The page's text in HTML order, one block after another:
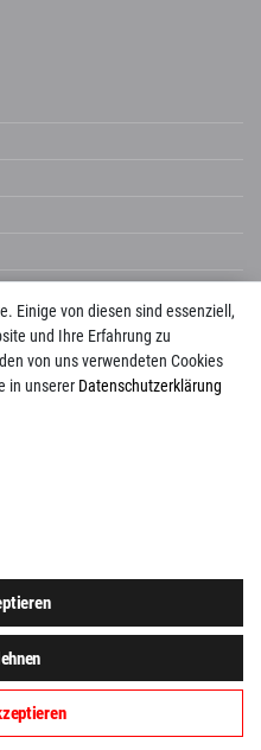
Einige von diesen sind essenziell,
und Ihre Erfahrung zu
von uns verwendeten Cookies
in unserer Daten­schutz­erklärung
Alle Rechte vorbehalten.